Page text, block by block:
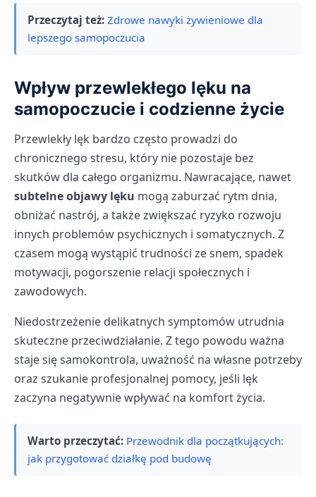
Przeczytaj też: Zdrowe nawyki żywieniowe dla
lepszego samopoczucia
Wpływ przewlekłego lęku na
samopoczucie i codzienne życie
Przewlekły lęk bardzo często prowadzi do
chronicznego stresu, który nie pozostaje bez
skutków dla całego organizmu. Nawracające, nawet
subtelne objawy lęku mogą zaburzać rytm dnia,
obniżać nastrój, a także zwiększać ryzyko rozwoju
innych problemów psychicznych i somatycznych. Z
czasem mogą wystąpić trudności ze snem, spadek
motywacji, pogorszenie relacji społecznych i
zawodowych.
Niedostrzeżenie delikatnych symptomów utrudnia
skuteczne przeciwdziałanie. Z tego powodu ważna
staje się samokontrola, uważność na własne potrzeby
oraz szukanie profesjonalnej pomocy, jeśli lęk
zaczyna negatywnie wpływać na komfort życia.
Warto przeczytać: Przewodnik dla początkujących:
jak przygotować działkę pod budowę